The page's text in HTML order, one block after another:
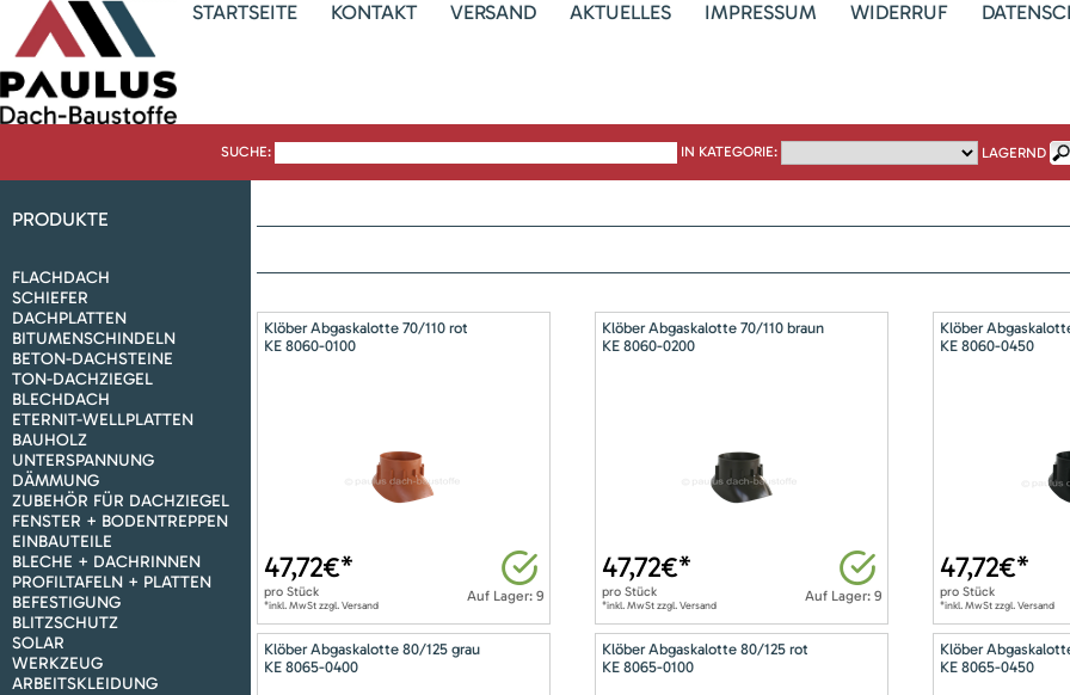
STARTSEITE KONTAKT VERSAND AKTUELLES IMPRESSUM WIDERRUF
SUCHE: IN KATEGORIE: LAGERND
PRODUKTE
FLACHDACH
SCHIEFER
DACHPLATTEN
BITUMENSCHINDELN
BETON-DACHSTEINE
TON-DACHZIEGEL
BLECHDACH
ETERNIT-WELLPLATTEN
BAUHOLZ
UNTERSPANNUNG
DÄMMUNG
ZUBEHÖR FÜR DACHZIEGEL
FENSTER + BODENTREPPEN
EINBAUTEILE
BLECHE + DACHRINNEN
PROFILTAFELN + PLATTEN
BEFESTIGUNG
BLITZSCHUTZ
SOLAR
WERKZEUG
ARBEITSKLEIDUNG
Klöber Abgaskalotte 70/110 rot
KE 8060-0100
Auf Lager: 9
47,72€*
pro Stück
*inkl. MwSt zzgl. Versand
Klöber Abgaskalotte 70/110 braun
KE 8060-0200
Auf Lager: 9
47,72€*
pro Stück
*inkl. MwSt zzgl. Versand
Klöber
KE 8060-0450
47,72€*
pro Stück
*inkl. MwSt zzgl. Versand
Klöber Abgaskalotte 80/125 grau
KE 8065-0400
Klöber Abgaskalotte 80/125 rot
KE 8065-0100
Klöber
KE 8065-0450